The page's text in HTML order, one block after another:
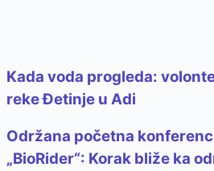
Kada voda progleda:
reke Đetinje u Adi
Održana početna
„BioRider“: Korak bliže ka